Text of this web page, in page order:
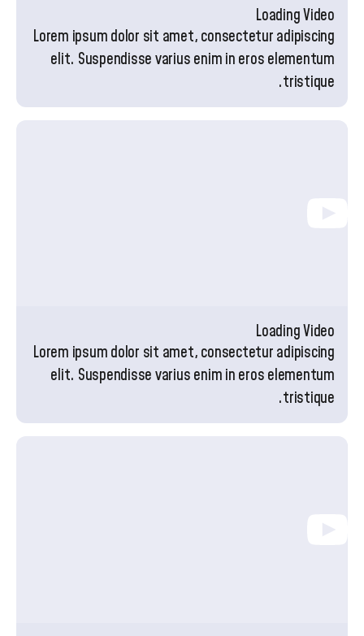
Loading Video
Lorem ipsum dolor sit amet, consectetur adipiscing
elit. Suspendisse varius enim in eros elementum
tristique.
Loading Video
Lorem ipsum dolor sit amet, consectetur adipiscing
elit. Suspendisse varius enim in eros elementum
tristique.